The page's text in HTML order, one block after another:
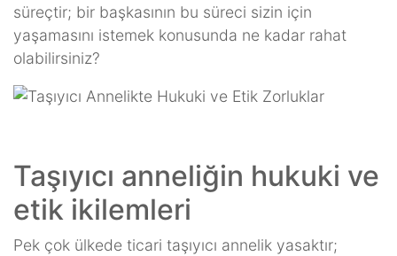
süreçtir; bir başkasının bu süreci sizin için
yaşamasını istemek konusunda ne kadar rahat
olabilirsiniz?
Taşıyıcı anneliğin hukuki ve
etik ikilemleri
Pek çok ülkede ticari taşıyıcı annelik yasaktır;